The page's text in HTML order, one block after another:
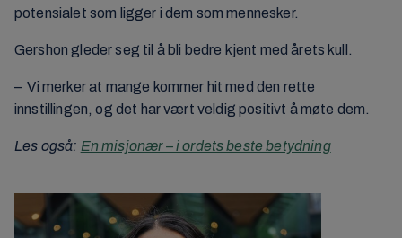
potensialet som ligger i dem som mennesker.
Gershon gleder seg til å bli bedre kjent med årets kull.
– Vi merker at mange kommer hit med den rette
innstillingen, og det har vært veldig positivt å møte dem.
Les også: En misjonær – i ordets beste betydning